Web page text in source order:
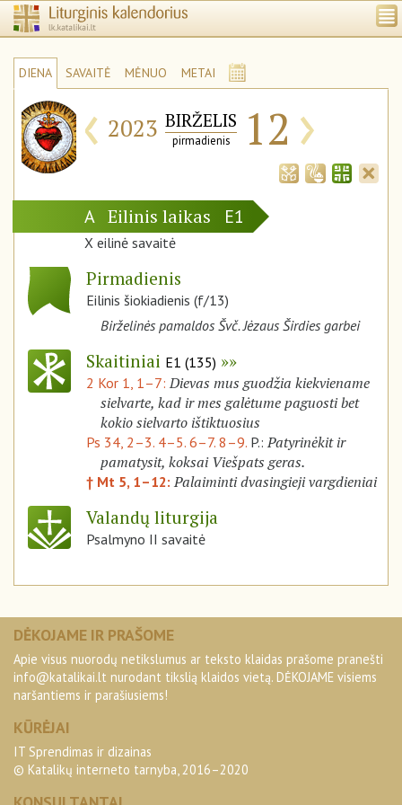
DIENA SAVAITĖ MĖNUO METAI
‹ 2023 BIRŽELIS
pirmadienis 12 ›
A Eilinis laikas E1
X eilinė savaitė
Pirmadienis
Eilinis šiokiadienis (f/13)
Birželinės pamaldos Švč. Jėzaus Širdies garbei
Skaitiniai E1 (135)
2 Kor 1, 1–7:Dievas mus guodžia kiekviename
sielvarte, kad ir mes galėtume paguosti bet
kokio sielvarto ištiktuosius
Ps 34, 2–3. 4–5. 6–7. 8–9. P.:Patyrinėkit ir
pamatysit, koksai Viešpats geras.
† Mt 5, 1–12:Palaiminti dvasingieji vargdieniai
Valandų liturgija
Psalmyno II savaitė
DĖKOJAME IR PRAŠOME
Apie visus nuorodų netikslumus ar teksto klaidas prašome pranešti
info@katalikai.lt nurodant tikslią klaidos vietą. DĖKOJAME visiems
naršantiems ir parašiusiems!
KŪRĖJAI
IT Sprendimas ir dizainas
© Katalikų interneto tarnyba, 2016–2020